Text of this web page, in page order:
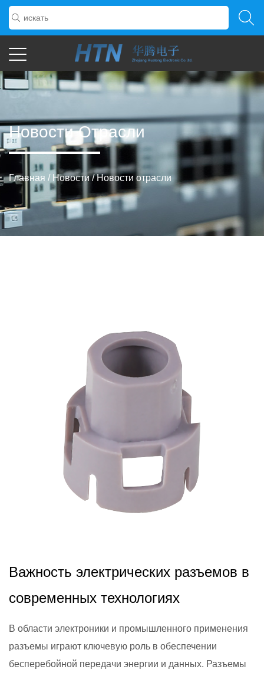
Новости Отрасли
Главная / Новости/Новости отрасли
Важность электрических разъемов в
современных технологиях
В области электроники и промышленного применения
разъемы играют ключевую роль в обеспечении
бесперебойной передачи энергии и данных. Разъемы